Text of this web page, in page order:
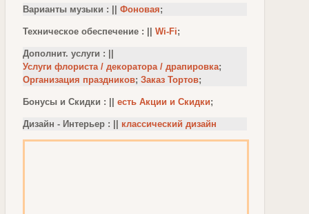
Варианты музыки : || Фоновая;
Техническое обеспечение : || Wi-Fi;
Дополнит. услуги : ||
Услуги флориста / декоратора / драпировка;
Организация праздников; Заказ Тортов;
Бонусы и Скидки : || есть Акции и Скидки;
Дизайн - Интерьер : || классический дизайн